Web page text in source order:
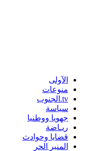
الآولى
منوعات
tv.الجنوب
سياسة
جهويا ووطنيا
ريـاضة
قضايا وحوادث
المنبر الحر